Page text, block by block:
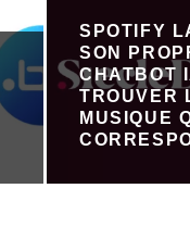
SPOTIFY
SON
CHATBOT
TROUVER
MUSIQUE